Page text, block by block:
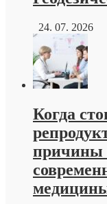
24. 07. 2026
Когда
причины